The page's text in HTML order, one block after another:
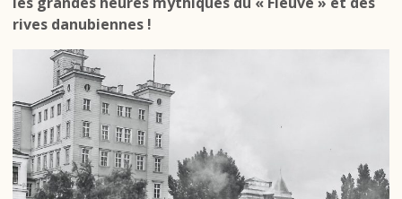
rives danubiennes !